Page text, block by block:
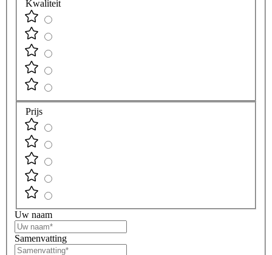
Kwaliteit
Prijs
Uw naam
Samenvatting